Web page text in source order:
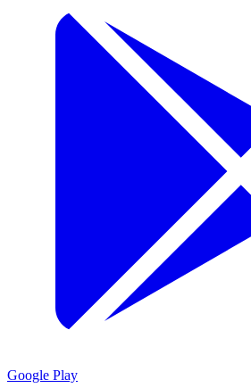
Google Play